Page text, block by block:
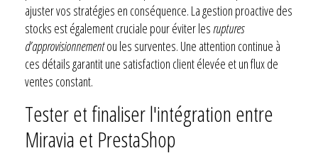
ajuster vos stratégies en conséquence. La gestion proactive des
stocks est également cruciale pour éviter les ruptures
d’approvisionnementou les surventes. Une attention continue à
ces détails garantit une satisfaction client élevée et un flux de
ventes constant.
Tester et finaliser l'intégration entre
Miravia et PrestaShop